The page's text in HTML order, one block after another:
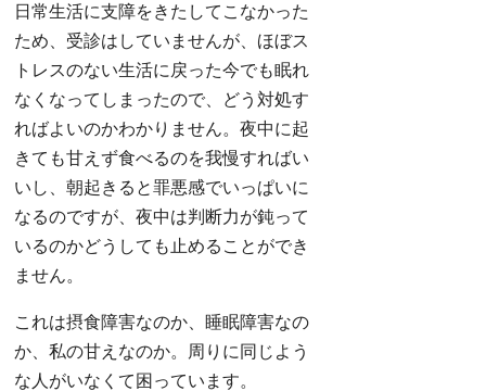
日常生活に支障をきたしてこなかった
ため、受診はしていませんが、ほぼス
トレスのない生活に戻った今でも眠れ
なくなってしまったので、どう対処す
ればよいのかわかりません。夜中に起
きても甘えず食べるのを我慢すればい
いし、朝起きると罪悪感でいっぱいに
なるのですが、夜中は判断力が鈍って
いるのかどうしても止めることができ
ません。
これは摂食障害なのか、睡眠障害なの
か、私の甘えなのか。周りに同じよう
な人がいなくて困っています。